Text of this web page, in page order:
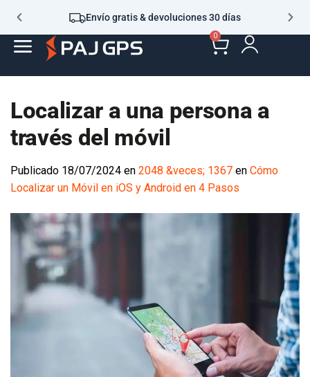
Envío gratis & devoluciones 30 días
0
Localizar a una persona a
través del móvil
Publicado 18/07/2024 en 2048 &veces; 1367 en Cómo
Localizar un Móvil en iOS y Android en 4 Pasos